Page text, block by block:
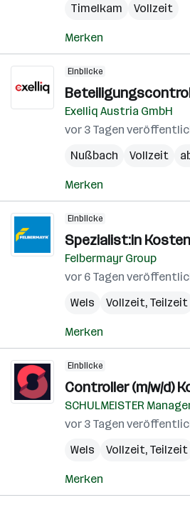
Timelkam
Vollzeit
Merken
Einblicke
Exelliq Austria GmbH
vor 3 Tagen
Nußbach
Vollzeit
Merken
Einblicke
Spezialist:in
Felbermayr Group
vor 6 Tagen
Wels
Vollzeit, Teilzeit
Merken
Einblicke
Controller (m/w/d)
SCHULMEISTER
vor 3 Tagen
Wels
Vollzeit, Teilzeit
Merken